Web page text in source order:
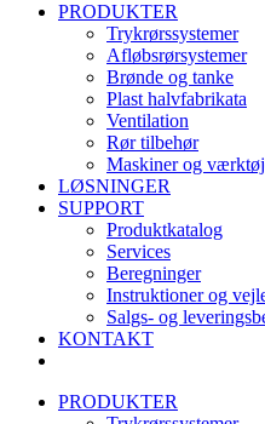
PRODUKTER
Trykrørssystemer
Afløbsrørsystemer
Brønde og tanke
Plast halvfabrikata
Ventilation
Rør tilbehør
Maskiner og
LØSNINGER
SUPPORT
Produktkatalog
Services
Beregninger
Instruktioner og
Salgs- og
KONTAKT
PRODUKTER